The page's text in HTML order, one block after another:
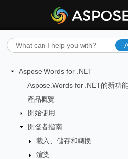
Aspose.Words for .NET
Aspose.Words for .NET的新功
產品概覽
開始使用
開發者指南
載入、儲存和轉換
渲染